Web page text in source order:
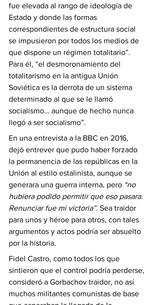
fue elevada al rango de ideología de
Estado y donde las formas
correspondientes de estructura social
se impusieron por todos los medios de
que dispone un régimen totalitario”.
Para él, “el desmoronamiento del
totalitarismo en la antigua Unión
Soviética es la derrota de un sistema
determinado al que se le llamó
socialismo… aunque de hecho nunca
llegó a ser socialismo”.
En una entrevista a la BBC en 2016,
dejó entrever que pudo haber forzado
la permanencia de las repúblicas en la
Unión al estilo estalinista, aunque se
generara una guerra interna, pero “no
hubiera podido permitir que eso pasara.
Renunciar fue mi victoria”. Sea traidor
para unos y héroe para otros, con tales
argumentos y actos podría ser absuelto
por la historia.
Fidel Castro, como todos los que
sintieron que el control podría perderse,
consideró a Gorbachov traidor, no así
muchos militantes comunistas de base